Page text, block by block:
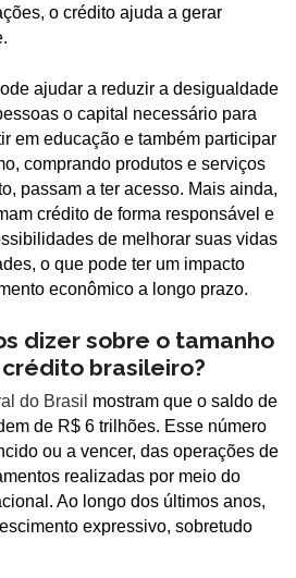
o crédito ajuda a gerar
ajudar a reduzir a desigualdade
o capital necessário para
em educação e também participar
comprando produtos e serviços
passam a ter acesso. Mais ainda,
crédito de forma responsável e
de melhorar suas vidas
o que pode ter um impacto
econômico a longo prazo.
dizer sobre o tamanho
brasileiro?
do Brasil mostram que o saldo de
de R$ 6 trilhões. Esse número
ou a vencer, das operações de
realizadas por meio do
Ao longo dos últimos anos,
expressivo, sobretudo